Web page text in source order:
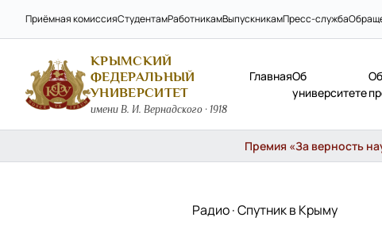
Приёмная комиссияСтудентамРаботникамВыпускникамПресс-служба
КРЫМСКИЙ
ФЕДЕРАЛЬНЫЙ
УНИВЕРСИТЕТ
имени В. И. Вернадского · 1918
ГлавнаяОб
университете
Премия «За верность
Радио · Спутник в Крыму